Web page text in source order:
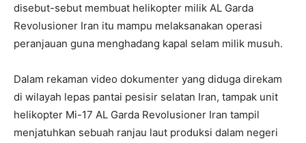
disebut-sebut membuat helikopter milik AL Garda
Revolusioner Iran itu mampu melaksanakan operasi
peranjauan guna menghadang kapal selam milik musuh.
Dalam rekaman video dokumenter yang diduga direkam
di wilayah lepas pantai pesisir selatan Iran, tampak unit
helikopter Mi-17 AL Garda Revolusioner Iran tampil
menjatuhkan sebuah ranjau laut produksi dalam negeri